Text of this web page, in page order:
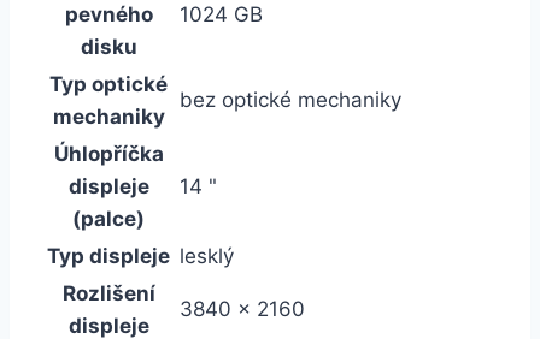
pevného
disku
1024 GB
Typ optické
mechaniky
bez optické mechaniky
Úhlopříčka
displeje
(palce)
14 "
Typ displeje lesklý
Rozlišení
displeje
3840 x 2160